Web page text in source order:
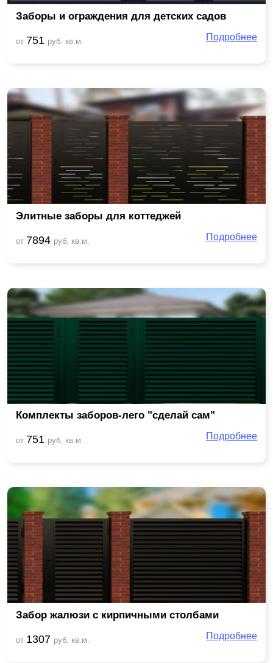
Заборы и ограждения для детских садов
от 751 руб. кв.м. Подробнее
Элитные заборы для коттеджей
от 7894 руб. кв.м. Подробнее
Комплекты заборов-лего "сделай сам"
от 751 руб. кв.м. Подробнее
Забор жалюзи с кирпичными столбами
от 1307 руб. кв.м. Подробнее